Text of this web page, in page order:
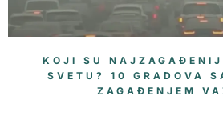
KOJI SU
SVETU? 10 GRADOVA
ZAGAĐENJEM